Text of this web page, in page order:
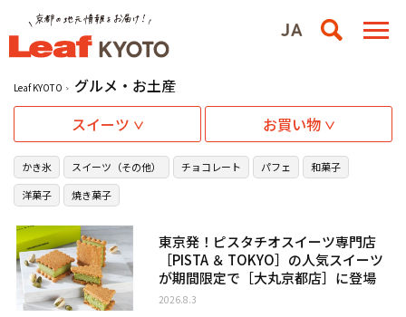
Leaf KYOTO
グルメ・お土産
スイーツ
お買い物
かき氷 スイーツ（その他） チョコレート パフェ
和菓子
洋菓子
焼き菓子
東京発！ピスタチオスイーツ専門店
［PISTA ＆ TOKYO］の人気スイーツ
が期間限定で［大丸京都店］に登場
2026.8.3